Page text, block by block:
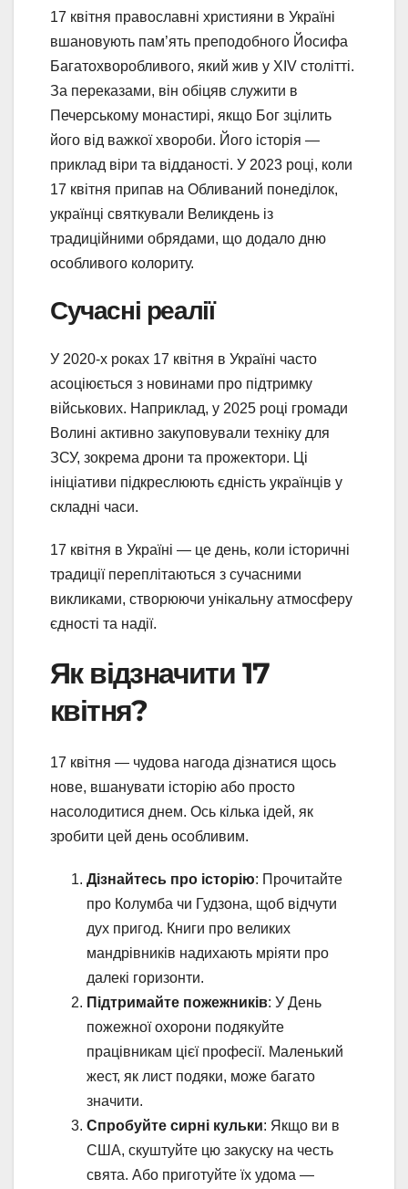
17 квітня православні християни в Україні
вшановують пам’ять преподобного Йосифа
Багатохворобливого, який жив у XIV столітті.
За переказами, він обіцяв служити в
Печерському монастирі, якщо Бог зцілить
його від важкої хвороби. Його історія —
приклад віри та відданості. У 2023 році, коли
17 квітня припав на Обливаний понеділок,
українці святкували Великдень із
традиційними обрядами, що додало дню
особливого колориту.
Сучасні реалії
У 2020-х роках 17 квітня в Україні часто
асоціюється з новинами про підтримку
військових. Наприклад, у 2025 році громади
Волині активно закуповували техніку для
ЗСУ, зокрема дрони та прожектори. Ці
ініціативи підкреслюють єдність українців у
складні часи.
17 квітня в Україні — це день, коли історичні
традиції переплітаються з сучасними
викликами, створюючи унікальну атмосферу
єдності та надії.
Як відзначити 17
квітня?
17 квітня — чудова нагода дізнатися щось
нове, вшанувати історію або просто
насолодитися днем. Ось кілька ідей, як
зробити цей день особливим.
Дізнайтесь про історію: Прочитайте
про Колумба чи Гудзона, щоб відчути
дух пригод. Книги про великих
мандрівників надихають мріяти про
далекі горизонти.
Підтримайте пожежників: У День
пожежної охорони подякуйте
працівникам цієї професії. Маленький
жест, як лист подяки, може багато
значити.
Спробуйте сирні кульки: Якщо ви в
США, скуштуйте цю закуску на честь
свята. Або приготуйте їх удома —